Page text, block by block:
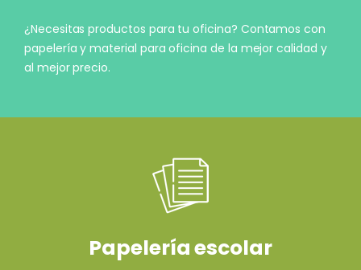
¿Necesitas productos para tu oficina? Contamos con
papelería y material para oficina de la mejor calidad y
al mejor precio.
Papelería escolar